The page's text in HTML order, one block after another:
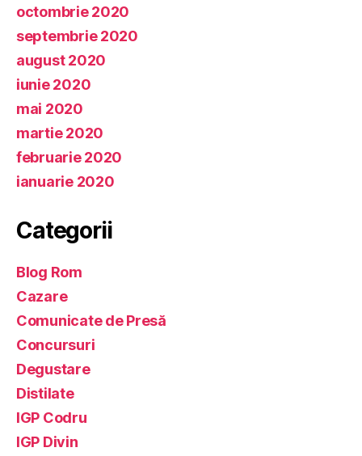
octombrie 2020
septembrie 2020
august 2020
iunie 2020
mai 2020
martie 2020
februarie 2020
ianuarie 2020
Categorii
Blog Rom
Cazare
Comunicate de Presă
Concursuri
Degustare
Distilate
IGP Codru
IGP Divin